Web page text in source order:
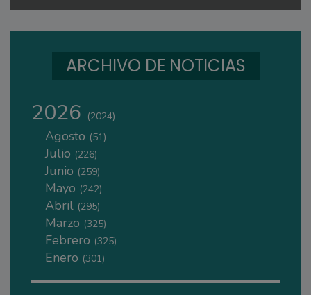
ARCHIVO DE NOTICIAS
2026 (2024)
Agosto (51)
Julio (226)
Junio (259)
Mayo (242)
Abril (295)
Marzo (325)
Febrero (325)
Enero (301)